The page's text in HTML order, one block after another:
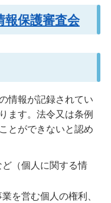
報保護審査会
情報が記録されてい
ます。法令又は条例
とができないと認め
（個人に関する情
を営む個人の権利、